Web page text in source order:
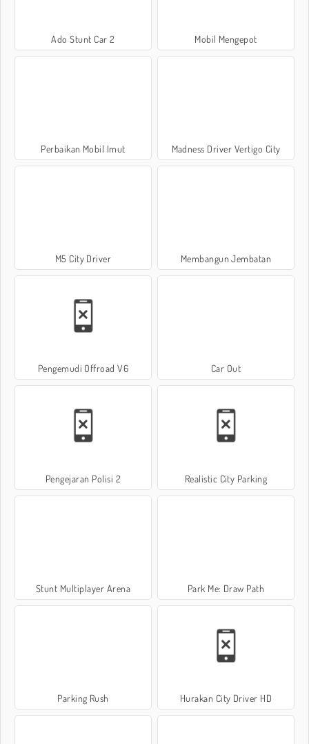
Ado Stunt Car 2 Mobil Mengepot
Perbaikan Mobil Imut Madness Driver Vertigo City
M5 City Driver Membangun Jembatan
Pengemudi Offroad V6 Car Out
Pengejaran Polisi 2 Realistic City Parking
Stunt Multiplayer Arena Park Me: Draw Path
Parking Rush Hurakan City Driver HD